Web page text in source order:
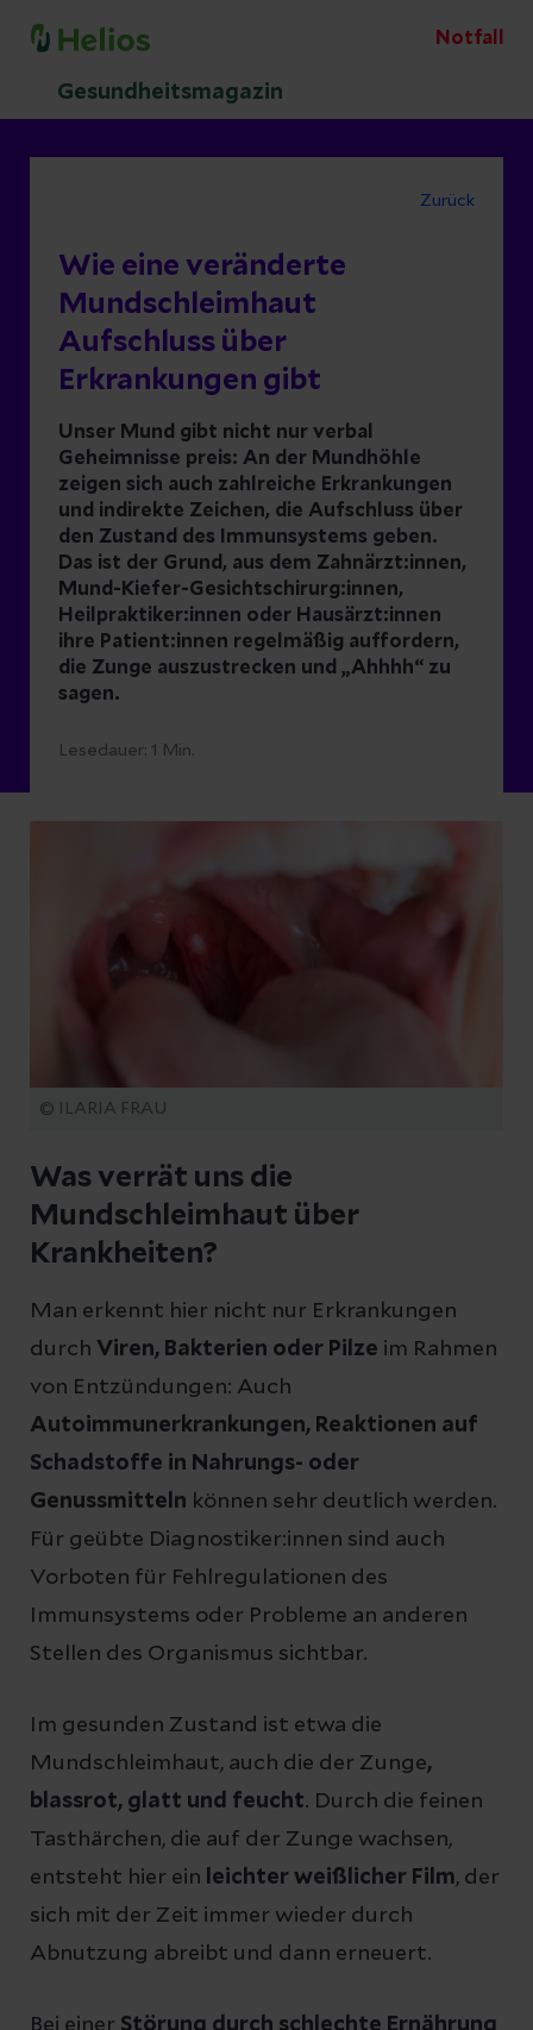
Notfall
Gesundheitsmagazin
Zurück
Wie eine veränderte
Mundschleimhaut
Aufschluss über
Erkrankungen gibt
Unser Mund gibt nicht nur verbal
Geheimnisse preis: An der Mundhöhle
zeigen sich auch zahlreiche Erkrankungen
und indirekte Zeichen, die Aufschluss über
den Zustand des Immunsystems geben.
Das ist der Grund, aus dem Zahnärzt:innen,
Mund-Kiefer-Gesichtschirurg:innen,
Heilpraktiker:innen oder Hausärzt:innen
ihre Patient:innen regelmäßig auffordern,
die Zunge auszustrecken und „Ahhhh“ zu
sagen.
Lesedauer: 1 Min.
© ILARIA FRAU
Was verrät uns die
Mundschleimhaut über
Krankheiten?
Man erkennt hier nicht nur Erkrankungen
durch Viren, Bakterien oder Pilze im Rahmen
von Entzündungen: Auch
Autoimmunerkrankungen, Reaktionen auf
Schadstoffe in Nahrungs- oder
Genussmitteln können sehr deutlich werden.
Für geübte Diagnostiker:innen sind auch
Vorboten für Fehlregulationen des
Immunsystems oder Probleme an anderen
Stellen des Organismus sichtbar.
Im gesunden Zustand ist etwa die
Mundschleimhaut, auch die der Zunge,
blassrot, glatt und feucht. Durch die feinen
Tasthärchen, die auf der Zunge wachsen,
entsteht hier ein
leichter weißlicher Film, der
sich mit der Zeit immer wieder durch
Abnutzung abreibt und dann erneuert.
Bei einer Störung durch schlechte Ernährung